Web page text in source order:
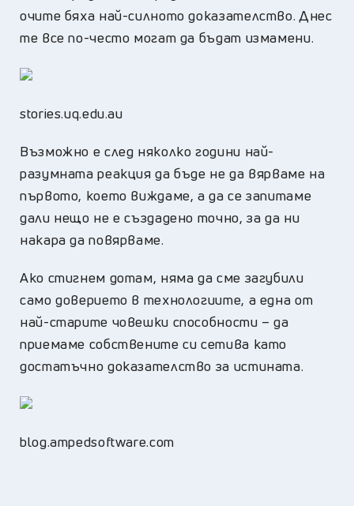
очите бяха най-силното доказателство. Днес
те все по-често могат да бъдат измамени.
stories.uq.edu.au
Възможно е след няколко години най-
разумната реакция да бъде не да вярваме на
първото, което виждаме, а да се запитаме
дали нещо не е създадено точно, за да ни
накара да повярваме.
Ако стигнем дотам, няма да сме загубили
само доверието в технологиите, а една от
най-старите човешки способности – да
приемаме собствените си сетива като
достатъчно доказателство за истината.
blog.ampedsoftware.com